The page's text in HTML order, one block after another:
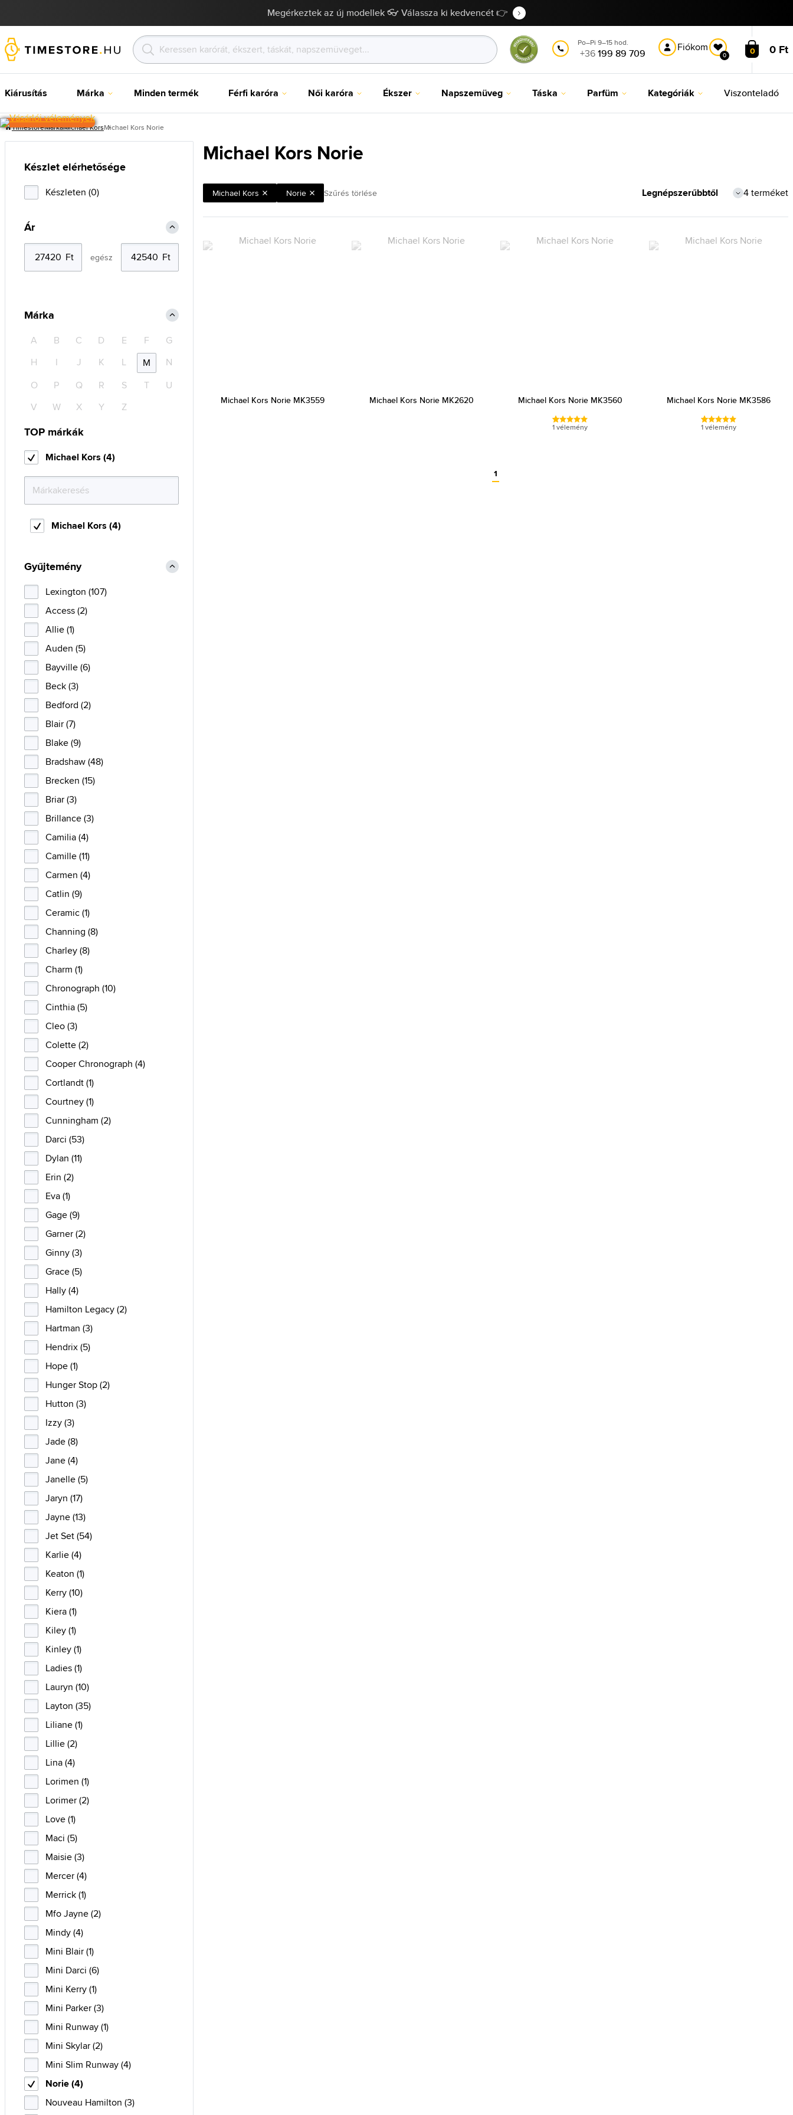
Megérkeztek az új modellek 👓 Válassza ki kedvencét 👉
Po–Pi 9–15 hod.
+36199 89 709 Fiókom
0 0 0 Ft
Kiárusítás Márka Minden termék Férfi karóra Női karóra Ékszer Napszemüveg Táska Parfüm Kategóriák Viszonteladó
TimestoreMárkaMichael KorsMichael Kors Norie
Michael Kors Norie
Michael Kors Norie Szűrés törlése 4 terméket
Michael Kors Norie MK3559 Michael Kors Norie MK2620 Michael Kors Norie MK3560
1 vélemény
Michael Kors Norie MK3586
1 vélemény
1
Készlet elérhetősége
Készleten (0)
Ár
egész
Márka
A B C D E F
G
H
I J K L M
N
O
P Q R S T
U
V
W X Y Z
TOP márkák
Michael Kors (4)
Michael Kors (4)
Gyűjtemény
Lexington (107)
Access (2)
Allie (1)
Auden (5)
Bayville (6)
Beck (3)
Bedford (2)
Blair (7)
Blake (9)
Bradshaw (48)
Brecken (15)
Briar (3)
Brillance (3)
Camilia (4)
Camille (11)
Carmen (4)
Catlin (9)
Ceramic (1)
Channing (8)
Charley (8)
Charm (1)
Chronograph (10)
Cinthia (5)
Cleo (3)
Colette (2)
Cooper Chronograph (4)
Cortlandt (1)
Courtney (1)
Cunningham (2)
Darci (53)
Dylan (11)
Erin (2)
Eva (1)
Gage (9)
Garner (2)
Ginny (3)
Grace (5)
Hally (4)
Hamilton Legacy (2)
Hartman (3)
Hendrix (5)
Hope (1)
Hunger Stop (2)
Hutton (3)
Izzy (3)
Jade (8)
Jane (4)
Janelle (5)
Jaryn (17)
Jayne (13)
Jet Set (54)
Karlie (4)
Keaton (1)
Kerry (10)
Kiera (1)
Kiley (1)
Kinley (1)
Ladies (1)
Lauryn (10)
Layton (35)
Liliane (1)
Lillie (2)
Lina (4)
Lorimen (1)
Lorimer (2)
Love (1)
Maci (5)
Maisie (3)
Mercer (4)
Merrick (1)
Mfo Jayne (2)
Mindy (4)
Mini Blair (1)
Mini Darci (6)
Mini Kerry (1)
Mini Parker (3)
Mini Runway (1)
Mini Skylar (2)
Mini Slim Runway (4)
Norie (4)
Nouveau Hamilton (3)